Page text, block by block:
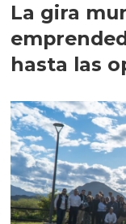
La gira
hasta las